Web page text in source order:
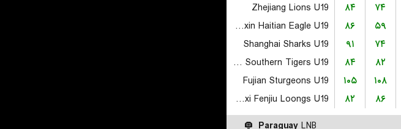
Zhejiang Lions U19
۸۴ ۷۴
Qingdao Guoxin Haitian Eagle U19
۸۶ ۵۹
Shanghai Sharks U19
۹۱ ۷۴
Guangdong Southern Tigers U19
۸۴ ۸۲
Fujian Sturgeons U19
۱۰۵ ۱۰۸
Shanxi Fenjiu Loongs U19
۸۲ ۸۶
Paraguay LNB